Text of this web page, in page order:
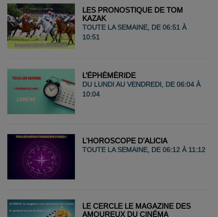
LES PRONOSTIQUE DE TOM
KAZAK
TOUTE LA SEMAINE, DE 06:51 À
10:51
L’ÉPHÉMÉRIDE
DU LUNDI AU VENDREDI, DE 06:04 À
10:04
L'HOROSCOPE D'ALICIA
TOUTE LA SEMAINE, DE 06:12 À 11:12
LE CERCLE LE MAGAZINE DES
AMOUREUX DU CINÉMA